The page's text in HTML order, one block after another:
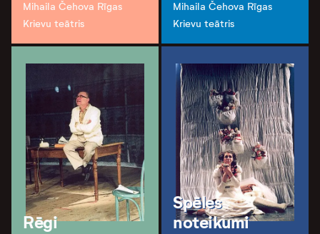
Mihaila Čehova Rīgas
Krievu teātris
Mihaila Čehova Rīgas
Krievu teātris
Rēgi
Spēles
noteikumi